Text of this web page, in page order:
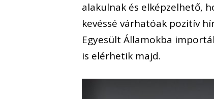
alakulnak és elképzelhető,
kevéssé várhatóak pozitív
Egyesült Államokba
is elérhetik majd.